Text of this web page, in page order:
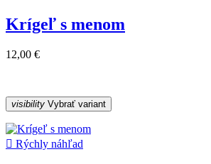
Krígeľ s menom
12,00 €
visibility Vybrať variant
 Rýchly náhľad